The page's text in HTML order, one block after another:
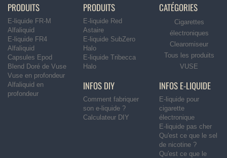
PRODUITS
E-liquide FR-M
Alfaliquid
E-liquide FR4
Alfaliquid
Capsules Epod
Blend Doré de Vuse
Vuse en profondeur
Alfaliquid en
profondeur
PRODUITS
E-liquide Red
Astaire
E-liquide SubZero
Halo
E-liquide Tribecca
Halo
CATÉGORIES
Cigarettes
électroniques
Clearomiseur
Tous les produits
VUSE
INFOS DIY
Comment fabriquer
son e-liquide ?
Calculateur DIY
INFOS E-LIQUIDE
E-liquide pour
cigarette
électronique
E-liquide pas cher
Qu'est ce que le sel
de nicotine ?
Qu'est ce que le